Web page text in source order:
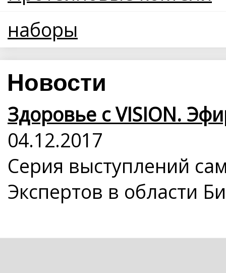
наборы
Новости
Здоровье с VISION.
04.12.2017
Серия выступлений
Экспертов в области